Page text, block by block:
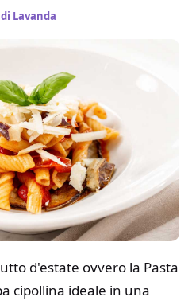
Lavanda
d'estate ovvero la Pasta
cipollina ideale in una